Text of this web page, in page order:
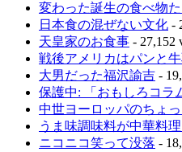
変わった誕生の食べ物た
日本食の混ぜない文化 -
天皇家のお食事 - 27,152
戦後アメリカはパンと
大男だった福沢諭吉 -
保護中: 「おもしろコラ
中世ヨーロッパのちょ
うま味調味料が中華料
ニコニコ笑って没落 -